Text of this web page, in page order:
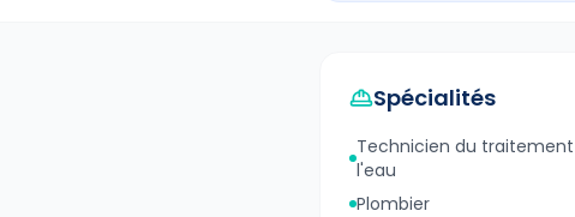
Spécialités
Technicien du
l'eau
Plombier